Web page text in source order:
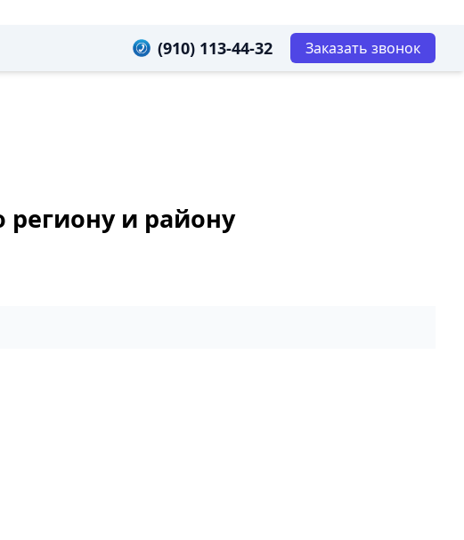
(910) 113-44-32 Заказать звонок
и району